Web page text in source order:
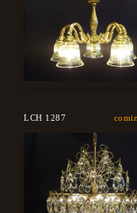
LCH 1287